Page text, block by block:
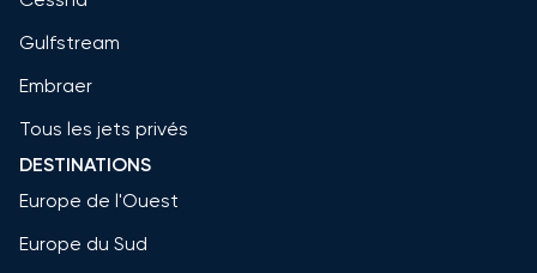
Gulfstream
Embraer
Tous les jets privés
DESTINATIONS
Europe de l'Ouest
Europe du Sud